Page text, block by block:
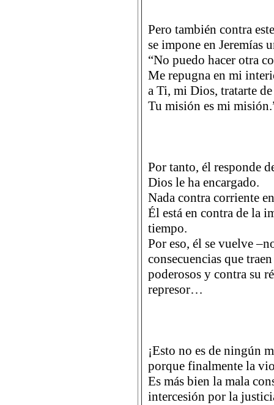
Pero también contra
se impone en Jeremías
“No puedo hacer otra
Me repugna en mi
a Ti, mi Dios, tratarte
Tu misión es mi
Por tanto, él responde
Dios le ha encargado.
Nada contra corriente
Él está en contra de la
tiempo.
Por eso, él se vuelve
consecuencias que
poderosos y contra su
represor…
¡Esto no es de ningún
porque finalmente la
Es más bien la mala
intercesión por la